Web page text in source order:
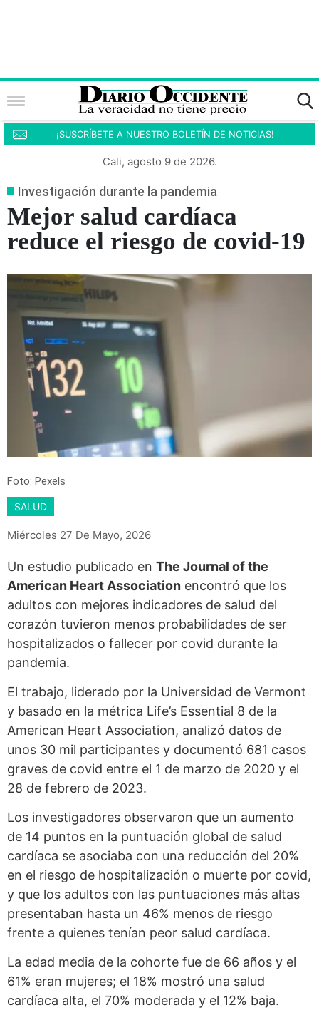
¡SUSCRÍBETE A NUESTRO BOLETÍN DE NOTICIAS!
Cali, agosto 9 de 2026.
Investigación durante la pandemia
Mejor salud cardíaca
reduce el riesgo de covid-19
Foto: Pexels
SALUD
Miércoles 27 De Mayo, 2026
Un estudio publicado en The Journal of the
American Heart Association encontró que los
adultos con mejores indicadores de salud del
corazón tuvieron menos probabilidades de ser
hospitalizados o fallecer por covid durante la
pandemia.
El trabajo, liderado por la Universidad de Vermont
y basado en la métrica Life’s Essential 8 de la
American Heart Association, analizó datos de
unos 30 mil participantes y documentó 681 casos
graves de covid entre el 1 de marzo de 2020 y el
28 de febrero de 2023.
Los investigadores observaron que un aumento
de 14 puntos en la puntuación global de salud
cardíaca se asociaba con una reducción del 20%
en el riesgo de hospitalización o muerte por covid,
y que los adultos con las puntuaciones más altas
presentaban hasta un 46% menos de riesgo
frente a quienes tenían peor salud cardíaca.
La edad media de la cohorte fue de 66 años y el
61% eran mujeres; el 18% mostró una salud
cardíaca alta, el 70% moderada y el 12% baja.